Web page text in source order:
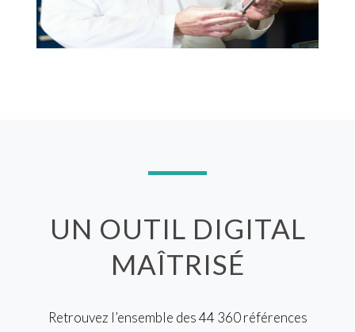
UN OUTIL DIGITAL
MAÎTRISÉ
Retrouvez l’ensemble des 44 360 références